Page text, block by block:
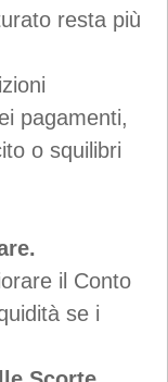
resta più
pagamenti,
o squilibri
il Conto
se i